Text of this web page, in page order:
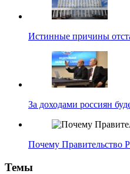
Истинные причины
За доходами россиян
Почему Правительство
Темы